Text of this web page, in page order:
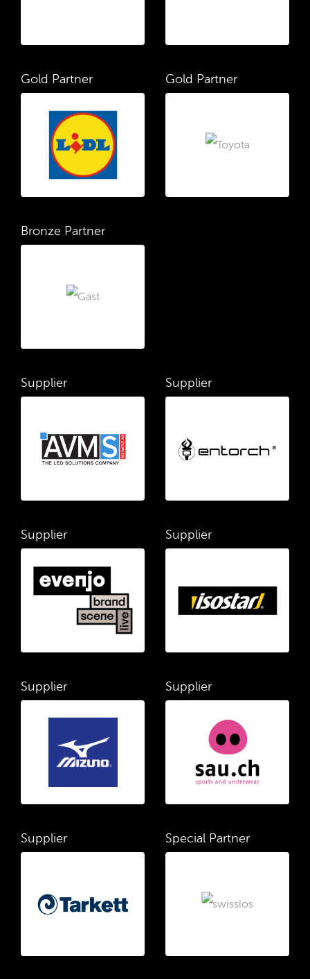
Gold Partner Gold Partner
Bronze Partner
Supplier Supplier
Supplier Supplier
Supplier Supplier
Supplier Special Partner